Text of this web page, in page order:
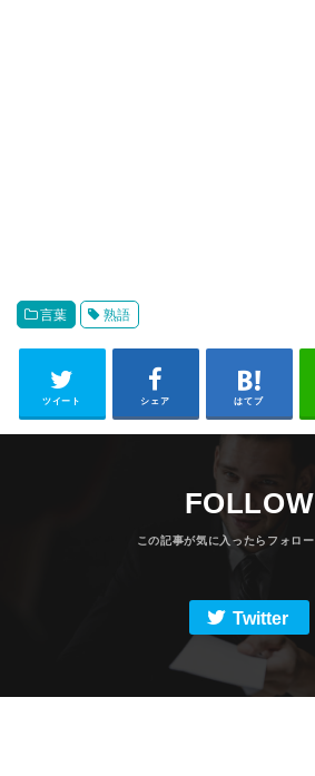
言葉 熟語
ツイート シェア はてブ
FOLLOW
Twitter